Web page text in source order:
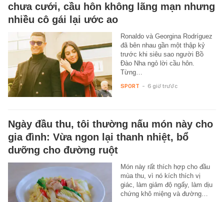
chưa cưới, cầu hôn không lãng mạn nhưng
nhiều cô gái lại ước ao
Ronaldo và Georgina Rodríguez
đã bên nhau gần một thập kỷ
trước khi siêu sao người Bồ
Đào Nha ngỏ lời cầu hôn.
Từng…
SPORT - 6 giờ trước
Ngày đầu thu, tôi thường nấu món này cho
gia đình: Vừa ngon lại thanh nhiệt, bổ
dưỡng cho đường ruột
Món này rất thích hợp cho đầu
mùa thu, vì nó kích thích vị
giác, làm giảm độ ngấy, làm dịu
chứng khô miệng và đường…